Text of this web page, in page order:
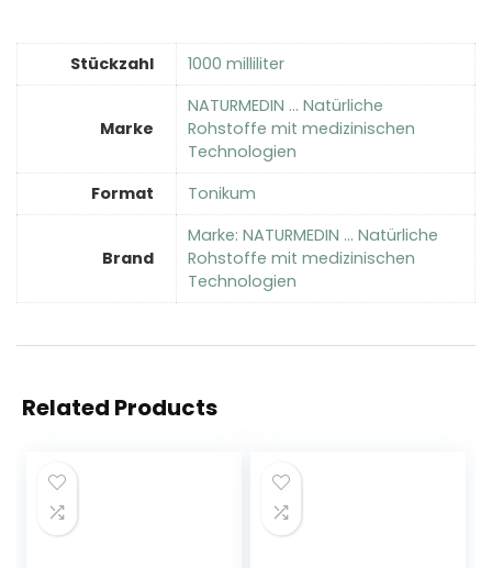
Stückzahl ‎1000 milliliter
Marke
‎NATURMEDIN … Natürliche
Rohstoffe mit medizinischen
Technologien
Format
‎Tonikum
Brand
Marke: NATURMEDIN … Natürliche
Rohstoffe mit medizinischen
Technologien
Related Products